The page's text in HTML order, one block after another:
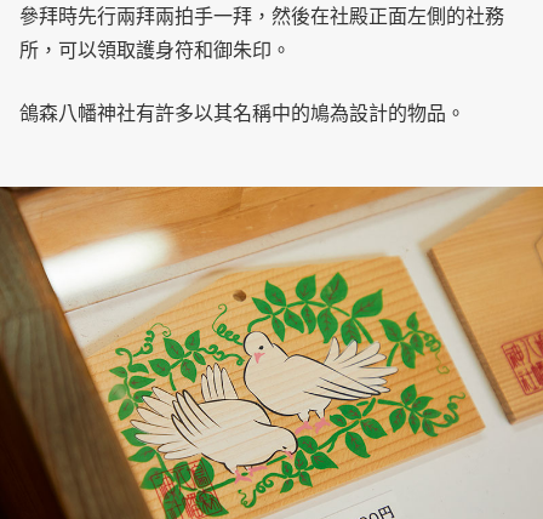
參拜時先行兩拜兩拍手一拜，然後在社殿正面左側的社務
所，可以領取護身符和御朱印。
鴿森八幡神社有許多以其名稱中的鳩為設計的物品。